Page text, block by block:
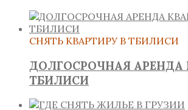
СНЯТЬ КВАРТИРУ В ТБИЛИСИ
ДОЛГОСРОЧНАЯ АРЕНДА
ТБИЛИСИ